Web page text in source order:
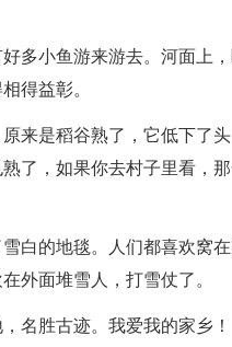
小鱼游来游去。河面上
得益彰。
是稻谷熟了，它低下了头
了，如果你去村子里看，
的地毯。人们都喜欢窝在
外面堆雪人，打雪仗了。
胜古迹。我爱我的家乡！